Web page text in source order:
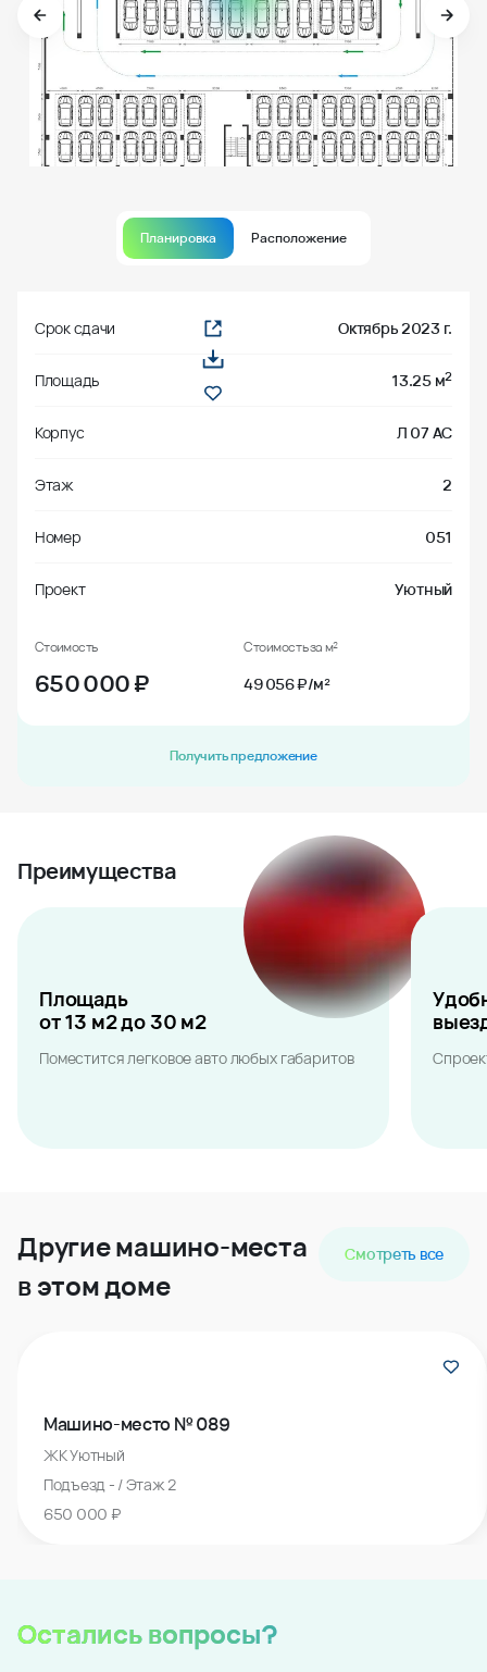
Планировка Расположение
Срок сдачи Октябрь 2023 г.
Площадь 13.25 м2
Корпус Л 07 АС
Этаж 2
Номер 051
Проект Уютный
Стоимость
650 000₽
Стоимость за м²
49 056 ₽/м²
Получить предложение
Преимущества
Площадь
от 13 м2 до 30 м2
Поместится легковое авто любых габаритов
Другие машино-места
в этом доме
Смотреть все
Машино-место № 089
ЖК Уютный
Подъезд - / Этаж 2
650 000 ₽
Остались вопросы?